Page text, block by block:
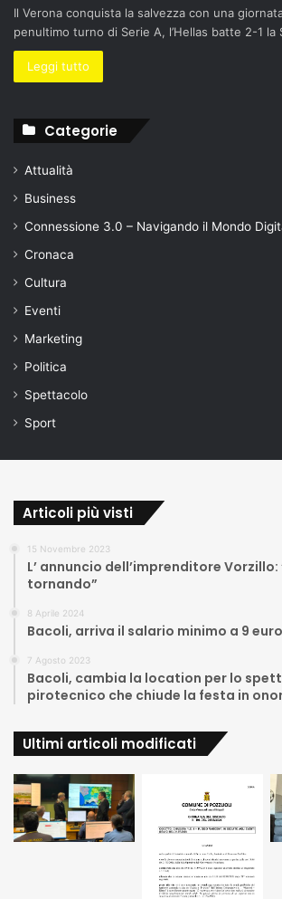
Il Verona conquista la salvezza con una
penultimo turno di Serie A, l’Hellas batte 2-1 la
Leggi tutto
Categorie
Attualità
Business
Connessione 3.0 – Navigando il Mondo
Cronaca
Cultura
Eventi
Marketing
Politica
Spettacolo
Sport
Articoli più visti
15 Novembre 2023
L’ annuncio dell’imprenditore
tornando”
8 Aprile 2024
Bacoli, arriva il salario minimo a 9
7 Agosto 2023
Bacoli, cambia la location per lo
pirotecnico che chiude la festa in
Ultimi articoli modificati